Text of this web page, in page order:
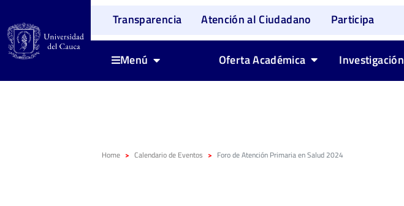
Transparencia Atención al Ciudadano Participa
Menú Oferta Académica Investigación
Home Calendario de Eventos Foro de Atención Primaria en Salud 2024